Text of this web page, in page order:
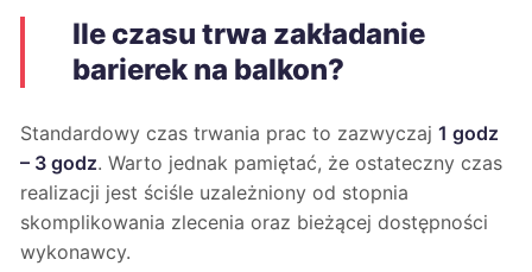
Ile czasu trwa zakładanie
barierek na balkon?
Standardowy czas trwania prac to zazwyczaj 1 godz
– 3 godz. Warto jednak pamiętać, że ostateczny czas
realizacji jest ściśle uzależniony od stopnia
skomplikowania zlecenia oraz bieżącej dostępności
wykonawcy.